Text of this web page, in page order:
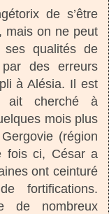
de s’être
mais on ne peut
ses qualités de
des erreurs
à Alésia. Il est
ait cherché à
mois plus
(région
fois ci, César a
ont ceinturé
fortifications.
de nombreux